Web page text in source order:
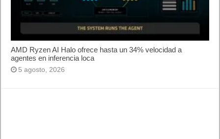
AMD Ryzen AI Halo ofrece hasta un 34% velocidad a
agentes en inferencia loca
5 agosto, 2026